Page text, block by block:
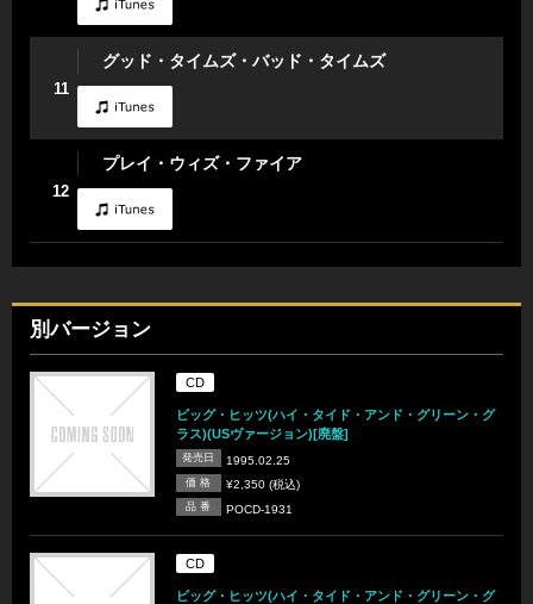
11
グッド・タイムズ・バッド・タイムズ
12
プレイ・ウィズ・ファイア
別バージョン
CD
ビッグ・ヒッツ(ハイ・タイド・アンド・グリーン・グ
ラス)(USヴァージョン)[廃盤]
発売日 1995.02.25
価 格 ¥2,350 (税込)
品 番 POCD-1931
CD
ビッグ・ヒッツ(ハイ・タイド・アンド・グリーン・グ